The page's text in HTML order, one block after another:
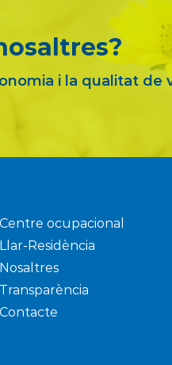
i la qualitat de
Centre ocupacional
Llar-Residència
Nosaltres
Transparència
Contacte